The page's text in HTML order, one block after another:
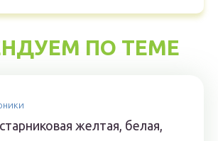
ПО ТЕМЕ
желтая, белая,